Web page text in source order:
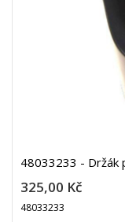
48033233 - Držák
325,00 Kč
48033233